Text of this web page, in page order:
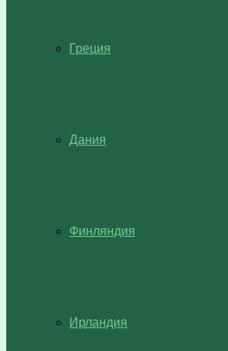
Греция
Дания
Финляндия
Ирландия